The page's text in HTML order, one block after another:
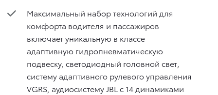
Максимальный набор технологий для
комфорта водителя и пассажиров
включает уникальную в классе
адаптивную гидропневматическую
подвеску, светодиодный головной свет,
систему адаптивного рулевого управления
VGRS, аудиосистему JBL с 14 динамиками